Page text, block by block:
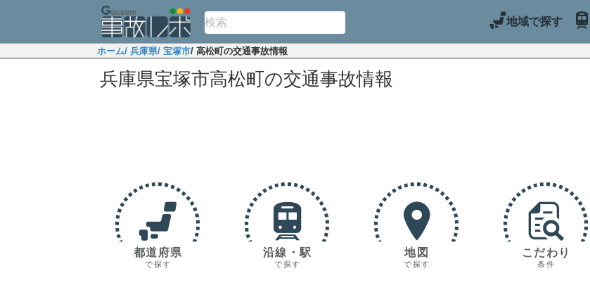
地域で探す
ホーム/ 兵庫県/ 宝塚市/ 高松町の交通事故情報
兵庫県宝塚市高松町の交通事故情報
都道府県
で探す
沿線・駅
で探す
地図
で探す
こだわり
条件